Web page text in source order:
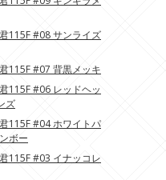
115F #08 サンライズ
115F #07 背黒メッキ
115F #06 レッドヘッ
ズ
115F #04 ホワイトパ
ボー
115F #03 イナッコレ